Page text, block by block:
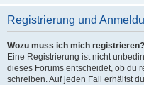
Registrierung und
Wozu muss ich mich registrieren?
Eine Registrierung ist nicht
dieses Forums entscheidet, ob du
schreiben. Auf jeden Fall erhältst